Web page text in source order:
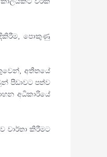
පොකුණු
අතීතයේ
පීඩාවට පත්ව
අධිකාරියේ
වාර්තා කිරීමට